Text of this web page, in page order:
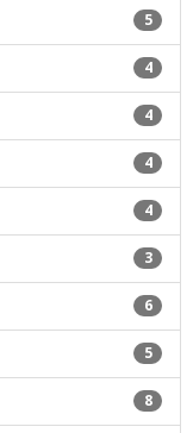
5
4
4
4
4
3
6
5
8